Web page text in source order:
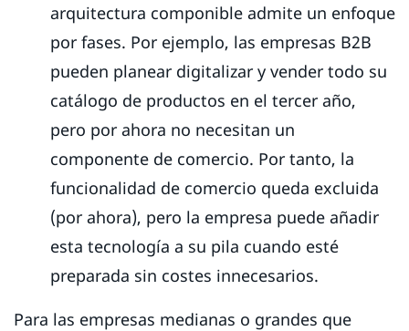
arquitectura componible admite un enfoque
por fases. Por ejemplo, las empresas B2B
pueden planear digitalizar y vender todo su
catálogo de productos en el tercer año,
pero por ahora no necesitan un
componente de comercio. Por tanto, la
funcionalidad de comercio queda excluida
(por ahora), pero la empresa puede añadir
esta tecnología a su pila cuando esté
preparada sin costes innecesarios.
Para las empresas medianas o grandes que